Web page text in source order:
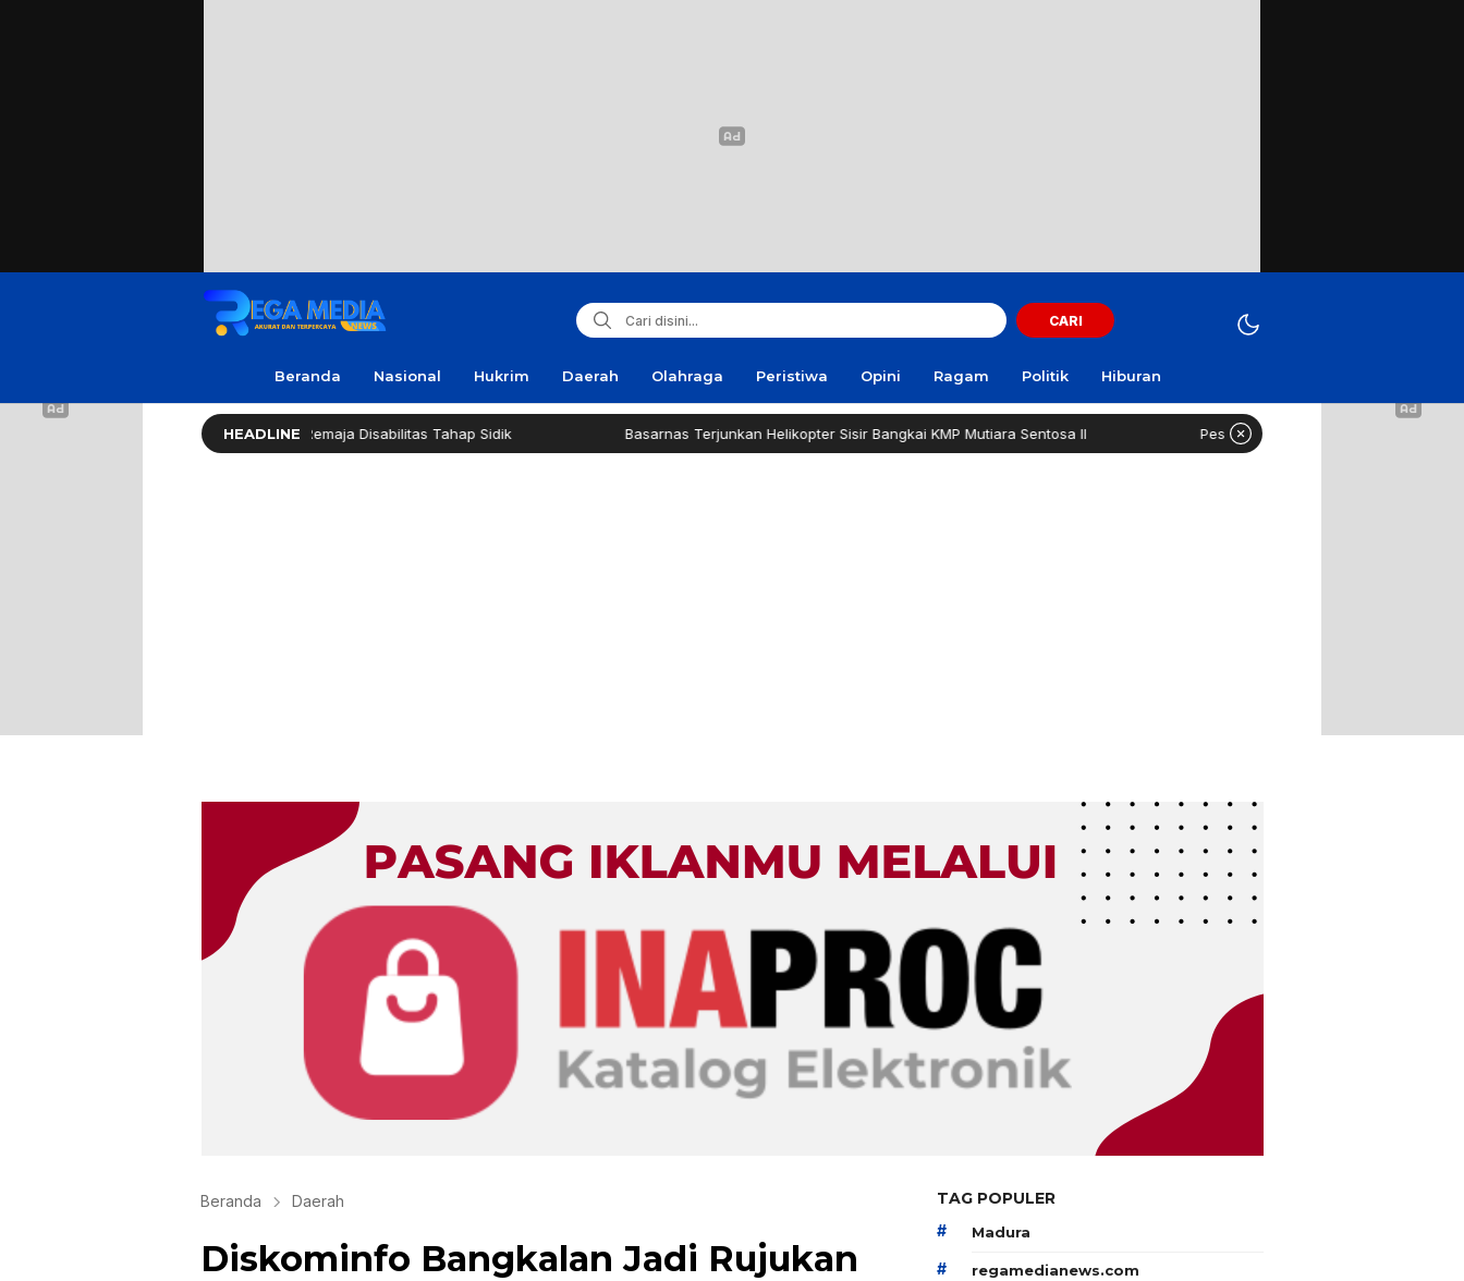
CARI
Beranda Nasional Hukrim Daerah Olahraga Peristiwa Opini Ragam Politik Hiburan
HEADLINE
Sampang: Kasus Rudapaksa Remaja Disabilitas Tahap Sidik Basarnas Terjunkan Helikopter Sisir Bangkai KMP Mutiara Sentosa II Pesantren 1.000 Santri Boleh Kelola Dapur MBG
Beranda Daerah
Diskominfo Bangkalan Jadi Rujukan
TAG POPULER
# Madura
# regamedianews.com